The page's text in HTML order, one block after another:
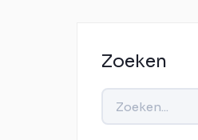
Zoeken